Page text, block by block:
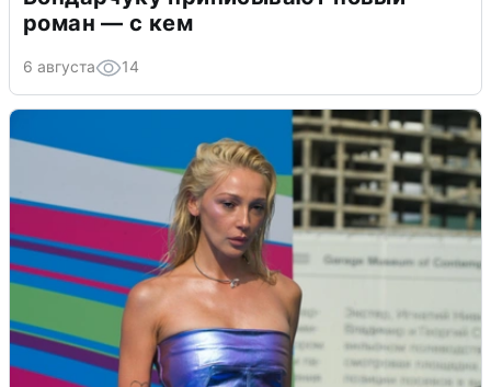
роман — с кем
6 августа 14